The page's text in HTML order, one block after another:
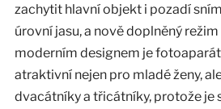
zachytit hlavní objekt i pozadí
úrovní jasu, a nově doplněný režim
moderním designem je
atraktivní nejen pro mladé ženy,
dvacátníky a třicátníky, protože je